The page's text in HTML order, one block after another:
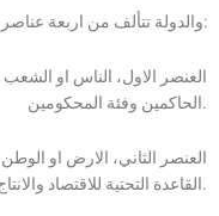
والدولة تتألف من اربعة عناصر هي:
العنصر الاول، الناس او
الحاكمين وفئة المحكومين.
العنصر الثاني، الارض او
القاعدة التحتية للاقتصاد والانتاج الوطني.